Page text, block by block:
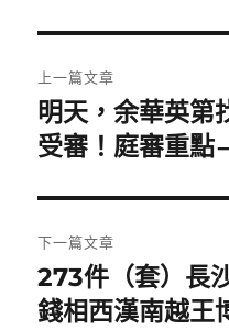
章
導
覽
上一篇文章
上
一
文
章:
明天，余華英第
受審！庭審重點
下一篇文章
下
一
273件（套）長
錢相西漢南越王